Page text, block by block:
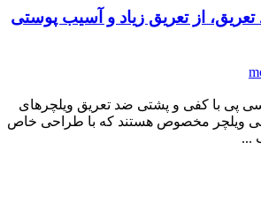
از تعریق زیاد و آسیب پوستی
پی با کفی و پشتی ضد تعریق ویلچرهای
ویلچر مخصوص هستند که با طراحی خاص
...